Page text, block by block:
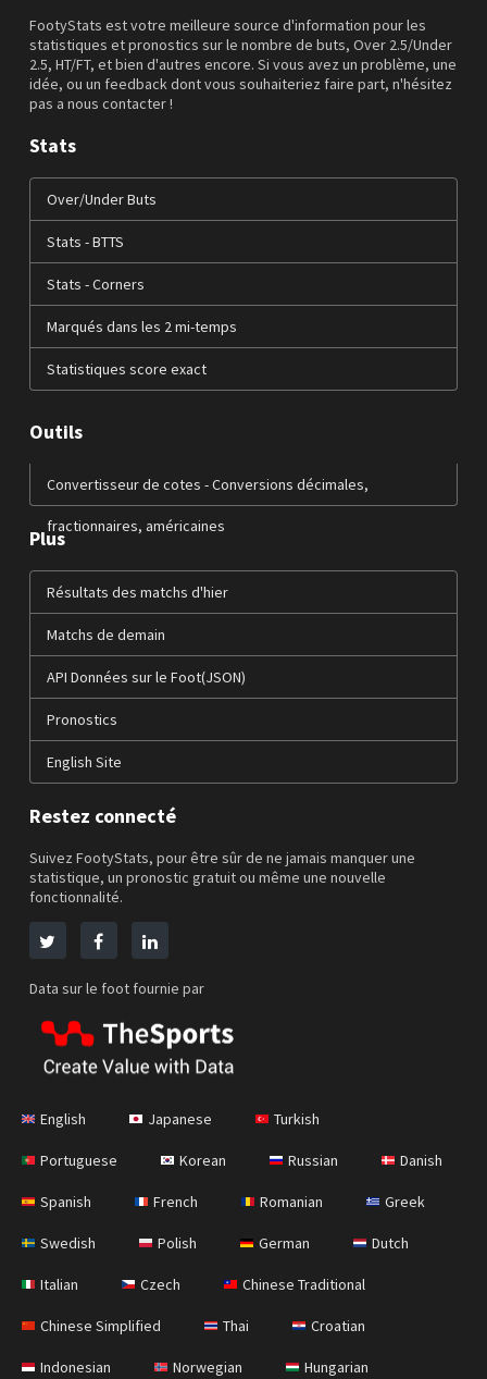
FootyStats est votre meilleure source d'information pour les
statistiques et pronostics sur le nombre de buts, Over 2.5/Under
2.5, HT/FT, et bien d'autres encore. Si vous avez un problème, une
idée, ou un feedback dont vous souhaiteriez faire part, n'hésitez
pas a nous contacter !
Stats
Over/Under Buts
Stats - BTTS
Stats - Corners
Marqués dans les 2 mi-temps
Statistiques score exact
Outils
Convertisseur de cotes - Conversions décimales,
fractionnaires, américaines
Plus
Résultats des matchs d'hier
Matchs de demain
API Données sur le Foot(JSON)
Pronostics
English Site
Restez connecté
Suivez FootyStats, pour être sûr de ne jamais manquer une
statistique, un pronostic gratuit ou même une nouvelle
fonctionnalité.
Data sur le foot fournie par
English Japanese Turkish
Portuguese Korean Russian Danish
Spanish French Romanian Greek
Swedish Polish German Dutch
Italian Czech Chinese Traditional
Chinese Simplified Thai Croatian
Indonesian Norwegian Hungarian